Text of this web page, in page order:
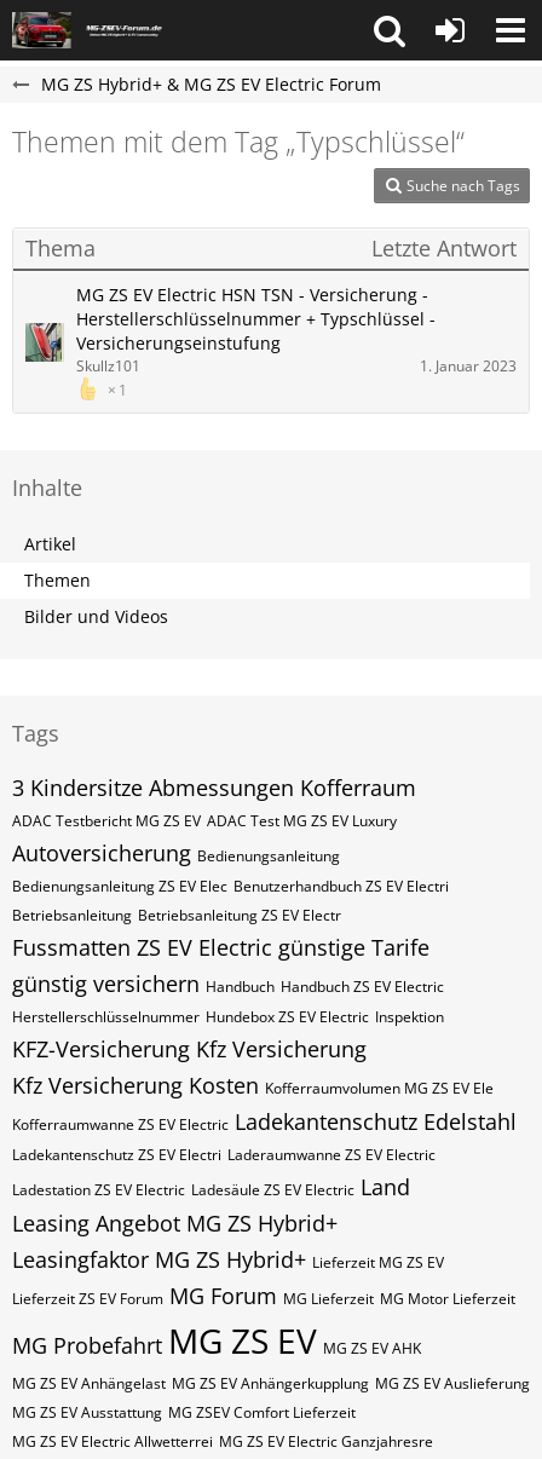
MG ZS Hybrid+ & MG ZS EV Electric Forum
Themen mit dem Tag „Typschlüssel“
Suche nach Tags
Thema Letzte Antwort
MG ZS EV Electric HSN TSN - Versicherung -
Herstellerschlüsselnummer + Typschlüssel -
Versicherungseinstufung
1
Skullz101 1. Januar 2023
Inhalte
Artikel
Themen
Bilder und Videos
Tags
3 Kindersitze Abmessungen Kofferraum
ADAC Testbericht MG ZS EV ADAC Test MG ZS EV Luxury
Autoversicherung Bedienungsanleitung
Bedienungsanleitung ZS EV Elec Benutzerhandbuch ZS EV Electri
Betriebsanleitung Betriebsanleitung ZS EV Electr
Fussmatten ZS EV Electric günstige Tarife
günstig versichern Handbuch Handbuch ZS EV Electric
Herstellerschlüsselnummer Hundebox ZS EV Electric Inspektion
KFZ-Versicherung Kfz Versicherung
Kfz Versicherung Kosten Kofferraumvolumen MG ZS EV Ele
Kofferraumwanne ZS EV Electric Ladekantenschutz Edelstahl
Ladekantenschutz ZS EV Electri Laderaumwanne ZS EV Electric
Ladestation ZS EV Electric Ladesäule ZS EV Electric Land
Leasing Angebot MG ZS Hybrid+
Leasingfaktor MG ZS Hybrid+ Lieferzeit MG ZS EV
Lieferzeit ZS EV Forum MG Forum MG Lieferzeit MG Motor Lieferzeit
MG Probefahrt MG ZS EV MG ZS EV AHK
MG ZS EV Anhängelast MG ZS EV Anhängerkupplung MG ZS EV Auslieferung
MG ZS EV Ausstattung MG ZSEV Comfort Lieferzeit
MG ZS EV Electric Allwetterrei MG ZS EV Electric Ganzjahresre